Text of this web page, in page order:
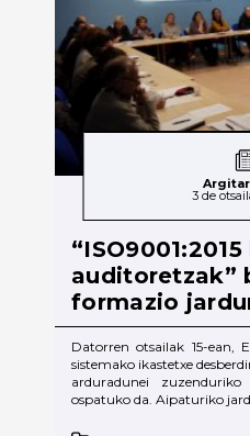
3 de
auditoretzak”
formazio
Datorren otsailak 15-ean,
sistemako ikastetxe
arduradunei
ospatuko da. Aipaturiko